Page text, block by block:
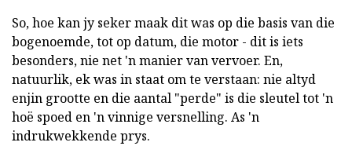
So, hoe kan jy seker maak dit was op die basis van die
bogenoemde, tot op datum, die motor - dit is iets
besonders, nie net 'n manier van vervoer. En,
natuurlik, ek was in staat om te verstaan: nie altyd
enjin grootte en die aantal "perde" is die sleutel tot 'n
hoë spoed en 'n vinnige versnelling. As 'n
indrukwekkende prys.